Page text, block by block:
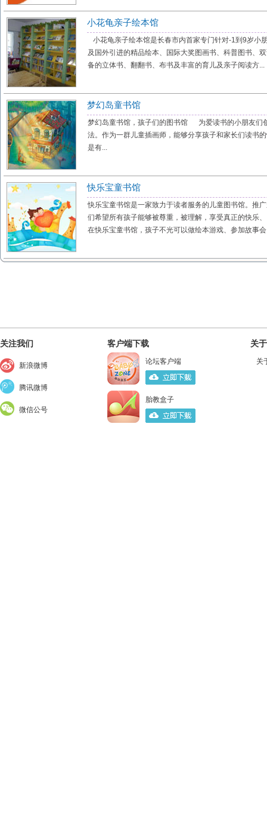
小花龟亲子绘本馆
小花龟亲子绘本馆是长春市内首家专门针对-1到9岁小
及国外引进的精品绘本、国际大奖图画书、科普图书、
备的立体书、翻翻书、布书及丰富的育儿及亲子阅读方...
梦幻岛童书馆
梦幻岛童书馆，孩子们的图书馆 为爱读书的小朋友们
法。作为一群儿童插画师，能够分享孩子和家长们读书
是有...
快乐宝童书馆
快乐宝童书馆是一家致力于读者服务的儿童图书馆。推
们希望所有孩子能够被尊重，被理解，享受真正的快乐
在快乐宝童书馆，孩子不光可以做绘本游戏、参加故事
关注我们
新浪微博
腾讯微博
微信公号
客户端下载
论坛客户端
胎教盒子
关
关